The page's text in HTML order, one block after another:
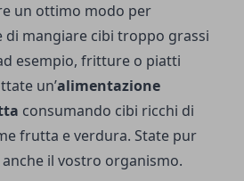
un ottimo modo per
di mangiare cibi troppo grassi
esempio, fritture o piatti
un’alimentazione
consumando cibi ricchi di
frutta e verdura. State pur
il vostro organismo.